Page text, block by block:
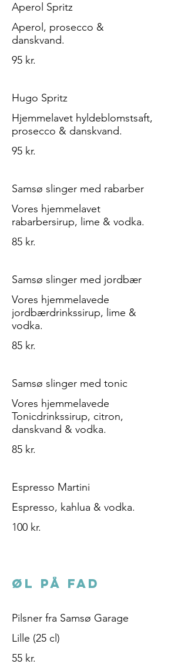
Aperol Spritz
Aperol, prosecco &
danskvand.
95 kr.
Hugo Spritz
Hjemmelavet hyldeblomstsaft,
prosecco & danskvand.
95 kr.
Samsø slinger med rabarber
Vores hjemmelavet
85 kr.
Samsø slinger med jordbær
Vores hjemmelavede
jordbærdrinkssirup, lime &
vodka.
85 kr.
Samsø slinger med tonic
Vores hjemmelavede
Tonicdrinkssirup, citron,
85 kr.
Espresso Martini
Espresso, kahlua & vodka.
100 kr.
ØL PÅ FAD
Pilsner fra Samsø Garage
55 kr.